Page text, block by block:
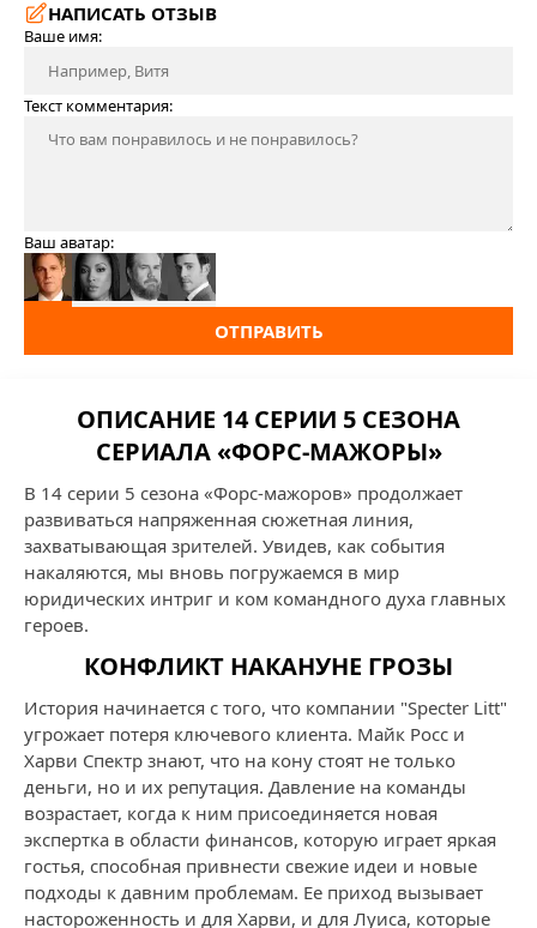
НАПИСАТЬ ОТЗЫВ
Ваше имя:
Текст комментария:
Ваш аватар:
ОТПРАВИТЬ
ОПИСАНИЕ 14 СЕРИИ 5 СЕЗОНА
СЕРИАЛА «ФОРС-МАЖОРЫ»
В 14 серии 5 сезона «Форс-мажоров» продолжает
развиваться напряженная сюжетная линия,
захватывающая зрителей. Увидев, как события
накаляются, мы вновь погружаемся в мир
юридических интриг и ком командного духа главных
героев.
КОНФЛИКТ НАКАНУНЕ ГРОЗЫ
История начинается с того, что компании "Specter Litt"
угрожает потеря ключевого клиента. Майк Росс и
Харви Спектр знают, что на кону стоят не только
деньги, но и их репутация. Давление на команды
возрастает, когда к ним присоединяется новая
экспертка в области финансов, которую играет яркая
гостья, способная привнести свежие идеи и новые
подходы к давним проблемам. Ее приход вызывает
настороженность и для Харви, и для Луиса, которые